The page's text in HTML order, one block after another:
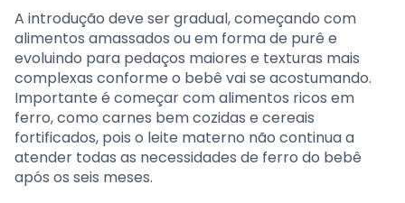
A introdução deve ser gradual, começando com
alimentos amassados ou em forma de purê e
evoluindo para pedaços maiores e texturas mais
complexas conforme o bebê vai se acostumando.
Importante é começar com alimentos ricos em
ferro, como carnes bem cozidas e cereais
fortificados, pois o leite materno não continua a
atender todas as necessidades de ferro do bebê
após os seis meses.